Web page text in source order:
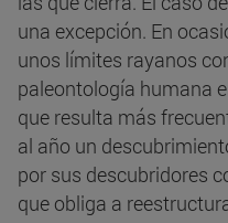
una excepción. En
unos límites rayanos
paleontología humana
que resulta más
al año un
por sus descubridores
que obliga a